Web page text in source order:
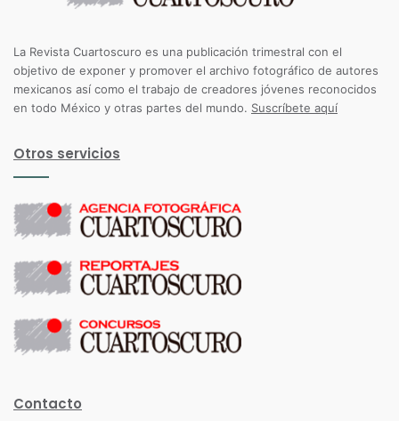
La Revista Cuartoscuro es una publicación trimestral con el
objetivo de exponer y promover el archivo fotográfico de autores
mexicanos así como el trabajo de creadores jóvenes reconocidos
en todo México y otras partes del mundo. Suscríbete aquí
Otros servicios
Contacto